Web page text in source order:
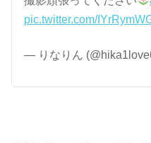
pic.twitter.com/
— りなりん